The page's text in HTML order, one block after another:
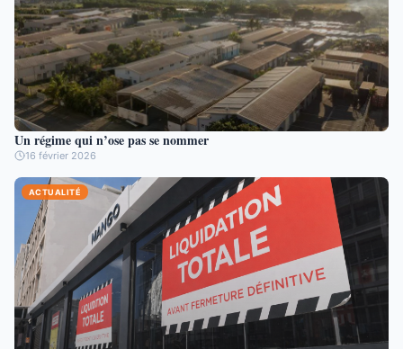
Un régime qui n’ose pas se nommer
16 février 2026
ACTUALITÉ